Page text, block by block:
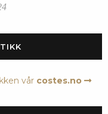
vår costes.no